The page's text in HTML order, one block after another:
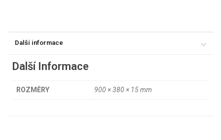
Další informace
Další Informace
ROZMĚRY 900 × 380 × 15 mm